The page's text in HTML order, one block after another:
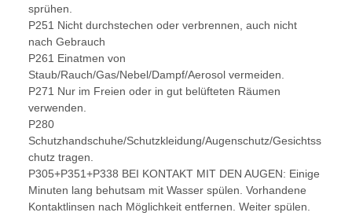
sprühen.
P251 Nicht durchstechen oder verbrennen, auch nicht
nach Gebrauch
P261 Einatmen von
Staub/Rauch/Gas/Nebel/Dampf/Aerosol vermeiden.
P271 Nur im Freien oder in gut belüfteten Räumen
verwenden.
P280
Schutzhandschuhe/Schutzkleidung/Augenschutz/Gesichtss
chutz tragen.
P305+P351+P338 BEI KONTAKT MIT DEN AUGEN: Einige
Minuten lang behutsam mit Wasser spülen. Vorhandene
Kontaktlinsen nach Möglichkeit entfernen. Weiter spülen.